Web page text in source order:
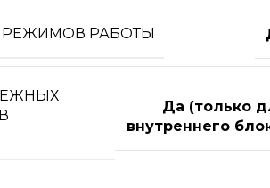
РАБОТЫ
Да (только
внутреннего